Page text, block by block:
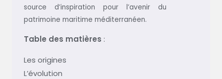
source d’inspiration pour l’avenir du
patrimoine maritime méditerranéen.
Table des matières :
Les origines
L’évolution